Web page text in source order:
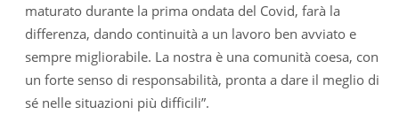
maturato durante la prima ondata del Covid, farà la
differenza, dando continuità a un lavoro ben avviato e
sempre migliorabile. La nostra è una comunità coesa, con
un forte senso di responsabilità, pronta a dare il meglio di
sé nelle situazioni più difficili”.